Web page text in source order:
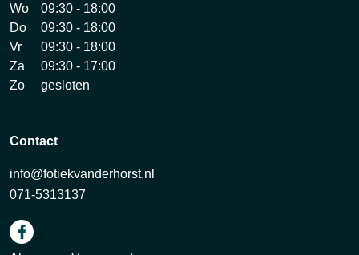
Wo
09:30 - 18:00
Do
09:30 - 18:00
Vr
09:30 - 18:00
Za
09:30 - 17:00
Zo
gesloten
Contact
info@fotiekvanderhorst.nl
071-5313137